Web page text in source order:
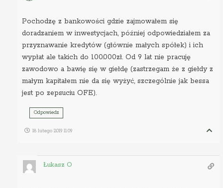
Pochodzę z bankowości gdzie zajmowałem się
doradzaniem w inwestycjach, później odpowiedziałem za
przyznawanie kredytów (głównie małych spółek) i ich
wypłat ale takich do 100.000zł. Od 9 lat nie pracuję
zawodowo a bawię się w giełdę (zastrzegam że z giełdy z
małym kapitałem nie da się wyżyć, szczególnie jak bessa
jest po zepsuciu OFE).
Odpowiedz
18 lutego 2019 11:09
Łukasz O